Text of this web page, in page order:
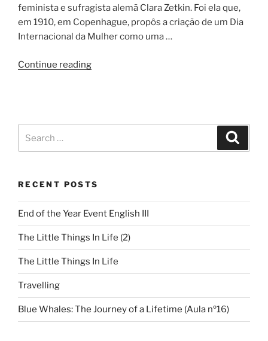
feminista e sufragista alemã Clara Zetkin. Foi ela que,
em 1910, em Copenhague, propôs a criação de um Dia
Internacional da Mulher como uma …
Continue reading
RECENT POSTS
End of the Year Event English III
The Little Things In Life (2)
The Little Things In Life
Travelling
Blue Whales: The Journey of a Lifetime (Aula nº16)